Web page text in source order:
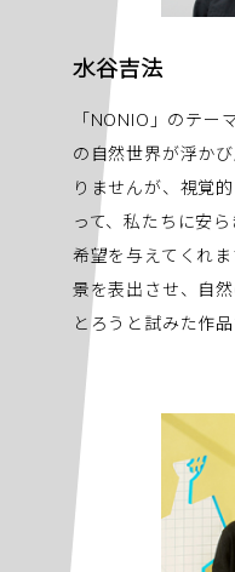
水谷吉法
「NONIO」のテー
の自然世界が浮か
りませんが、視覚
って、私たちに安
希望を与えてくれ
景を表出させ、自
とろうと試みた作品